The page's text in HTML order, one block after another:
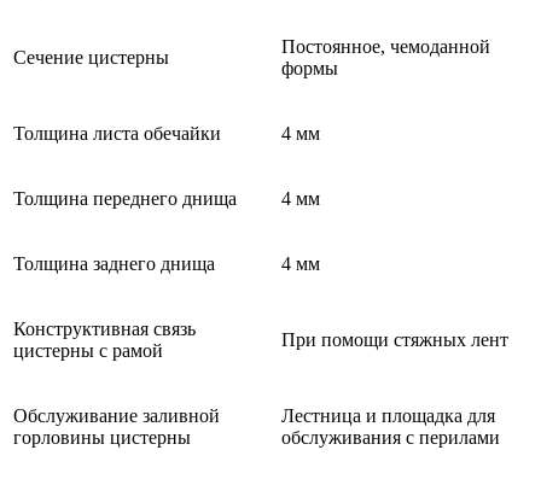
Сечение цистерны
Постоянное, чемоданной
формы
Толщина листа обечайки 4 мм
Толщина переднего днища 4 мм
Толщина заднего днища 4 мм
Конструктивная связь
цистерны с рамой
При помощи стяжных лент
Обслуживание заливной
горловины цистерны
Лестница и площадка для
обслуживания с перилами